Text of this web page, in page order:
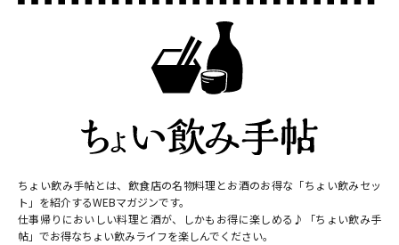
ちょい飲み手帖とは、飲食店の名物料理とお酒のお得な「ちょい飲みセッ
ト」を紹介するWEBマガジンです。
仕事帰りにおいしい料理と酒が、しかもお得に楽しめる♪「ちょい飲み手
帖」でお得なちょい飲みライフを楽しんでください。